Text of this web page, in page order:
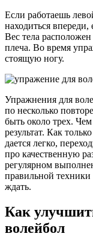
Если работаешь
находиться
Вес тела
плеча. Во время
стоящую ногу.
Упражнения для
по несколько
быть около трех.
результат. Как
дается легко,
про качественную
регулярном
правильной техники
ждать.
Как
волейбол